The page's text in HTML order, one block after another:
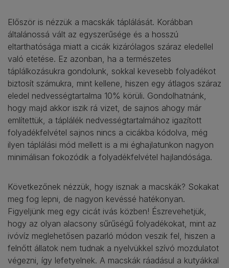
Először is nézzük a macskák táplálását. Korábban
általánossá vált az egyszerűsége és a hosszú
eltarthatósága miatt a cicák kizárólagos száraz eledellel
való etetése. Ez azonban, ha a természetes
táplálkozásukra gondolunk, sokkal kevesebb folyadékot
biztosít számukra, mint kellene, hiszen egy átlagos száraz
eledel nedvességtartalma 10% körüli. Gondolhatnánk,
hogy majd akkor iszik rá vizet, de sajnos ahogy már
említettük, a táplálék nedvességtartalmához igazított
folyadékfelvétel sajnos nincs a cicákba kódolva, még
ilyen táplálási mód mellett is a mi éghajlatunkon nagyon
minimálisan fokozódik a folyadékfelvétel hajlandósága.
Következőnek nézzük, hogy isznak a macskák? Sokakat
meg fog lepni, de nagyon kevéssé hatékonyan.
Figyeljünk meg egy cicát ivás közben! Észrevehetjük,
hogy az olyan alacsony sűrűségű folyadékokat, mint az
ivóvíz meglehetősen pazarló módon veszik fel, hiszen a
felnőtt állatok nem tudnak a nyelvükkel szívó mozdulatot
végezni, így lefetyelnek. A macskák ráadásul a kutyákkal